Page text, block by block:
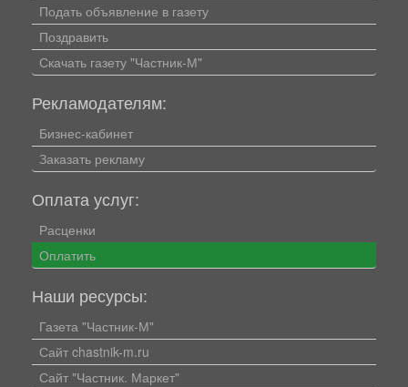
Подать объявление в газету
Поздравить
Скачать газету "Частник-М"
Рекламодателям:
Бизнес-кабинет
Заказать рекламу
Оплата услуг:
Расценки
Оплатить
Наши ресурсы:
Газета "Частник-М"
Сайт chastnik-m.ru
Сайт "Частник. Маркет"